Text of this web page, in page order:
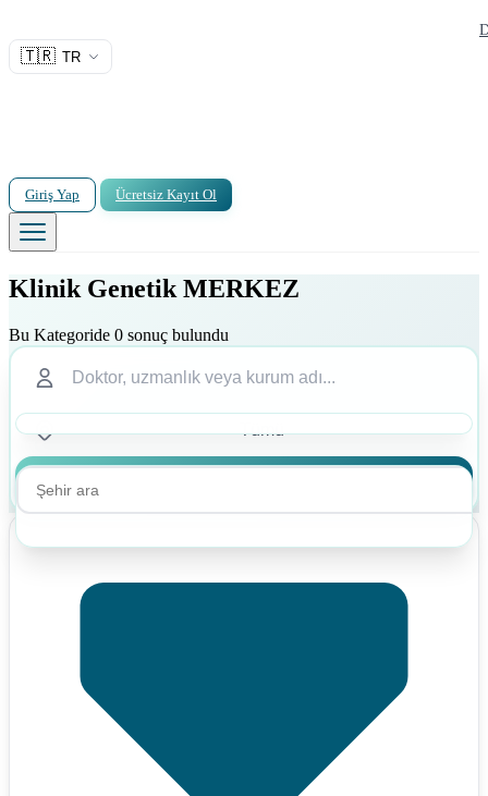
🇹🇷 TR
Giriş Yap Ücretsiz Kayıt Ol
Klinik Genetik MERKEZ
Bu Kategoride 0 sonuç bulundu